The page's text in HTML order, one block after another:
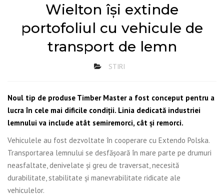
Wielton își extinde
portofoliul cu vehicule de
transport de lemn
STIRI
Noul tip de produse Timber Master a fost conceput pentru a
lucra în cele mai dificile condiții. Linia dedicată industriei
lemnului va include atât semiremorci, cât și remorci.
Vehiculele au fost dezvoltate în cooperare cu Extendo Polska.
Transportarea lemnului se desfășoară în mare parte pe drumuri
neasfaltate, denivelate și greu de traversat, necesită
durabilitate, stabilitate și manevrabilitate ridicate ale
vehiculelor.